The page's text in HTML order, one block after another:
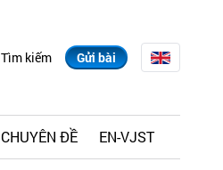
Tìm kiếm Gửi bài
CHUYÊN ĐỀ EN-VJST